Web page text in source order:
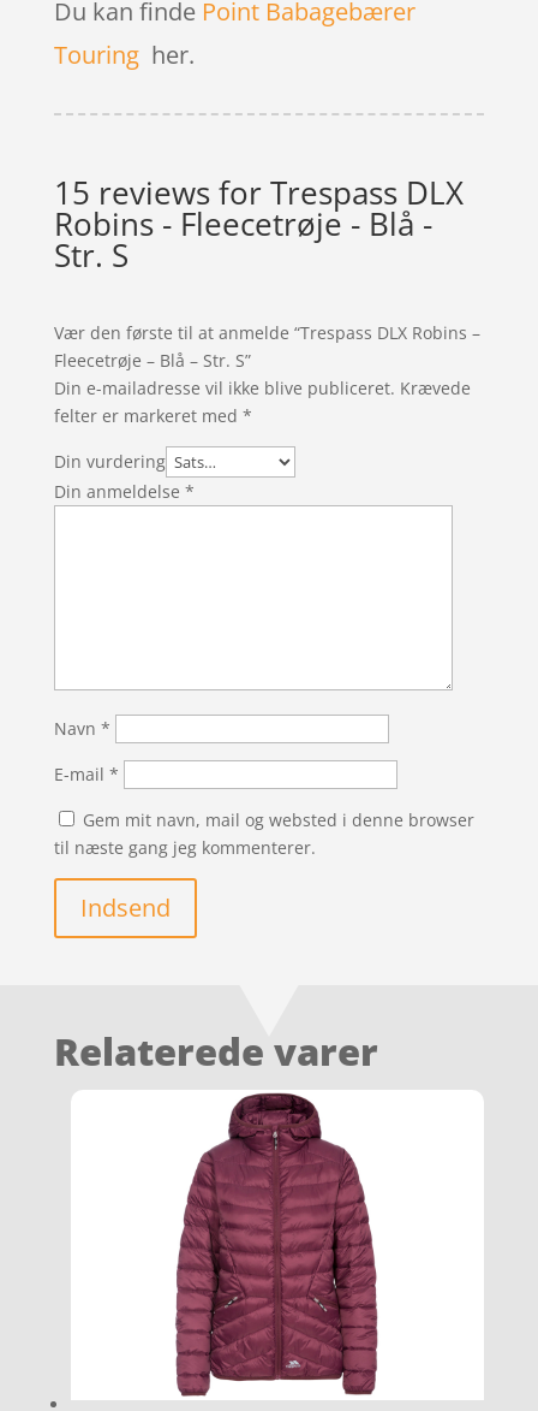
Du kan finde Point Babagebærer
Touringher.
15 reviews forTrespass DLX
Robins - Fleecetrøje - Blå -
Str. S
Vær den første til at anmelde “Trespass DLX Robins –
Fleecetrøje – Blå – Str. S”
Din e-mailadresse vil ikke blive publiceret. Krævede
felter er markeret med *
Din vurdering
Din anmeldelse *
Navn *
E-mail *
Gem mit navn, mail og websted i denne browser
til næste gang jeg kommenterer.
Indsend
Relaterede varer